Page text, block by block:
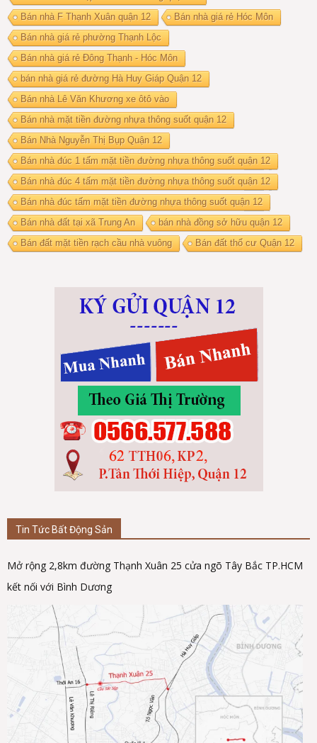
Bán nhà F Thạnh Xuân quận 12
Bán nhà giá rẻ Hóc Môn
Bán nhà giá rẻ phường Thạnh Lộc
Bán nhà giá rẻ Đông Thạnh - Hóc Môn
bán nhà giá rẻ đường Hà Huy Giáp Quận 12
Bán nhà Lê Văn Khương xe ôtô vào
Bán nhà mặt tiền đường nhựa thông suốt quận 12
Bán Nhà Nguyễn Thị Bụp Quận 12
Bán nhà đúc 1 tấm mặt tiền đường nhựa thông suốt quận 12
Bán nhà đúc 4 tấm mặt tiền đường nhựa thông suốt quận 12
Bán nhà đúc tấm mặt tiền đường nhựa thông suốt quận 12
Bán nhà đất tại xã Trung An
bán nhà đồng sở hữu quận 12
Bán đất mặt tiền rạch cầu nhà vuông
Bán đất thổ cư Quận 12
Tin Tức Bất Động Sản
Mở rộng 2,8km đường Thạnh Xuân 25 cửa ngõ Tây Bắc TP.HCM
kết nối với Bình Dương